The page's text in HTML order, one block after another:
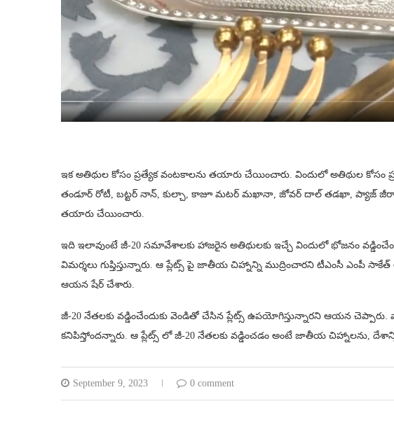
ఇక అతిథుల కోసం ప్రత్యేక వంటకాలను తయారు చేయించారు. విందులో అతిథుల
తండూర్ రోటీ, బట్టర్ నాన్, కుల్చా, కాజూ మటర్ మఖానా, జోవర్ దాల్ తడఖా, ప్యాజ్ జీరా
తయారు చేయించారు.
ఇది ఇలావుంటే జీ-20 సమావేశాలకు హాజరైన అతిథులకు ఇచ్చే విందులో భోజనం
విమర్శలు గుప్తిస్తున్నారు. ఆ ప్లేట్స్ పై జాతీయ చిహ్నాన్ని ముద్రించారని టీఎంసీ ఎంపీ
ఆయన షేర్ చేశారు.
జీ-20 నేతలకు వడ్డించేందుకు వెండితో చేసిన ప్లేట్స్ ఉపయోగిస్తున్నారని ఆయన
కనిపిస్తోందన్నారు. ఆ ప్లేట్స్ లో జీ-20 నేతలకు వడ్డించడం అంటే జాతీయ చిహ్నాలను,
September 9, 2023 0 comment